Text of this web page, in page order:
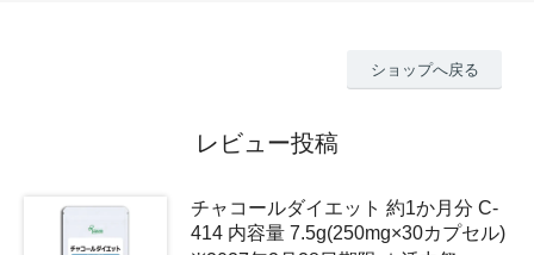
ショップへ戻る
レビュー投稿
チャコールダイエット 約1か月分 C-
414 内容量 7.5g(250mg×30カプセル)